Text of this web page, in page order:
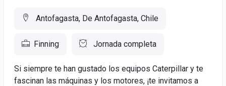
Antofagasta, De Antofagasta, Chile
Finning Jornada completa
Si siempre te han gustado los equipos Caterpillar y te
fascinan las máquinas y los motores, ¡te invitamos a